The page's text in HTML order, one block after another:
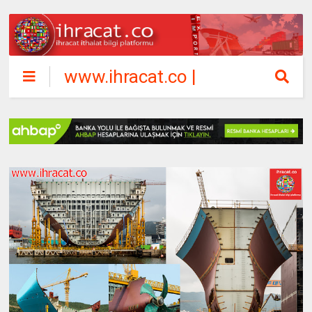
www.ihracat.co |
ihracat ithalat
bilgi platformu